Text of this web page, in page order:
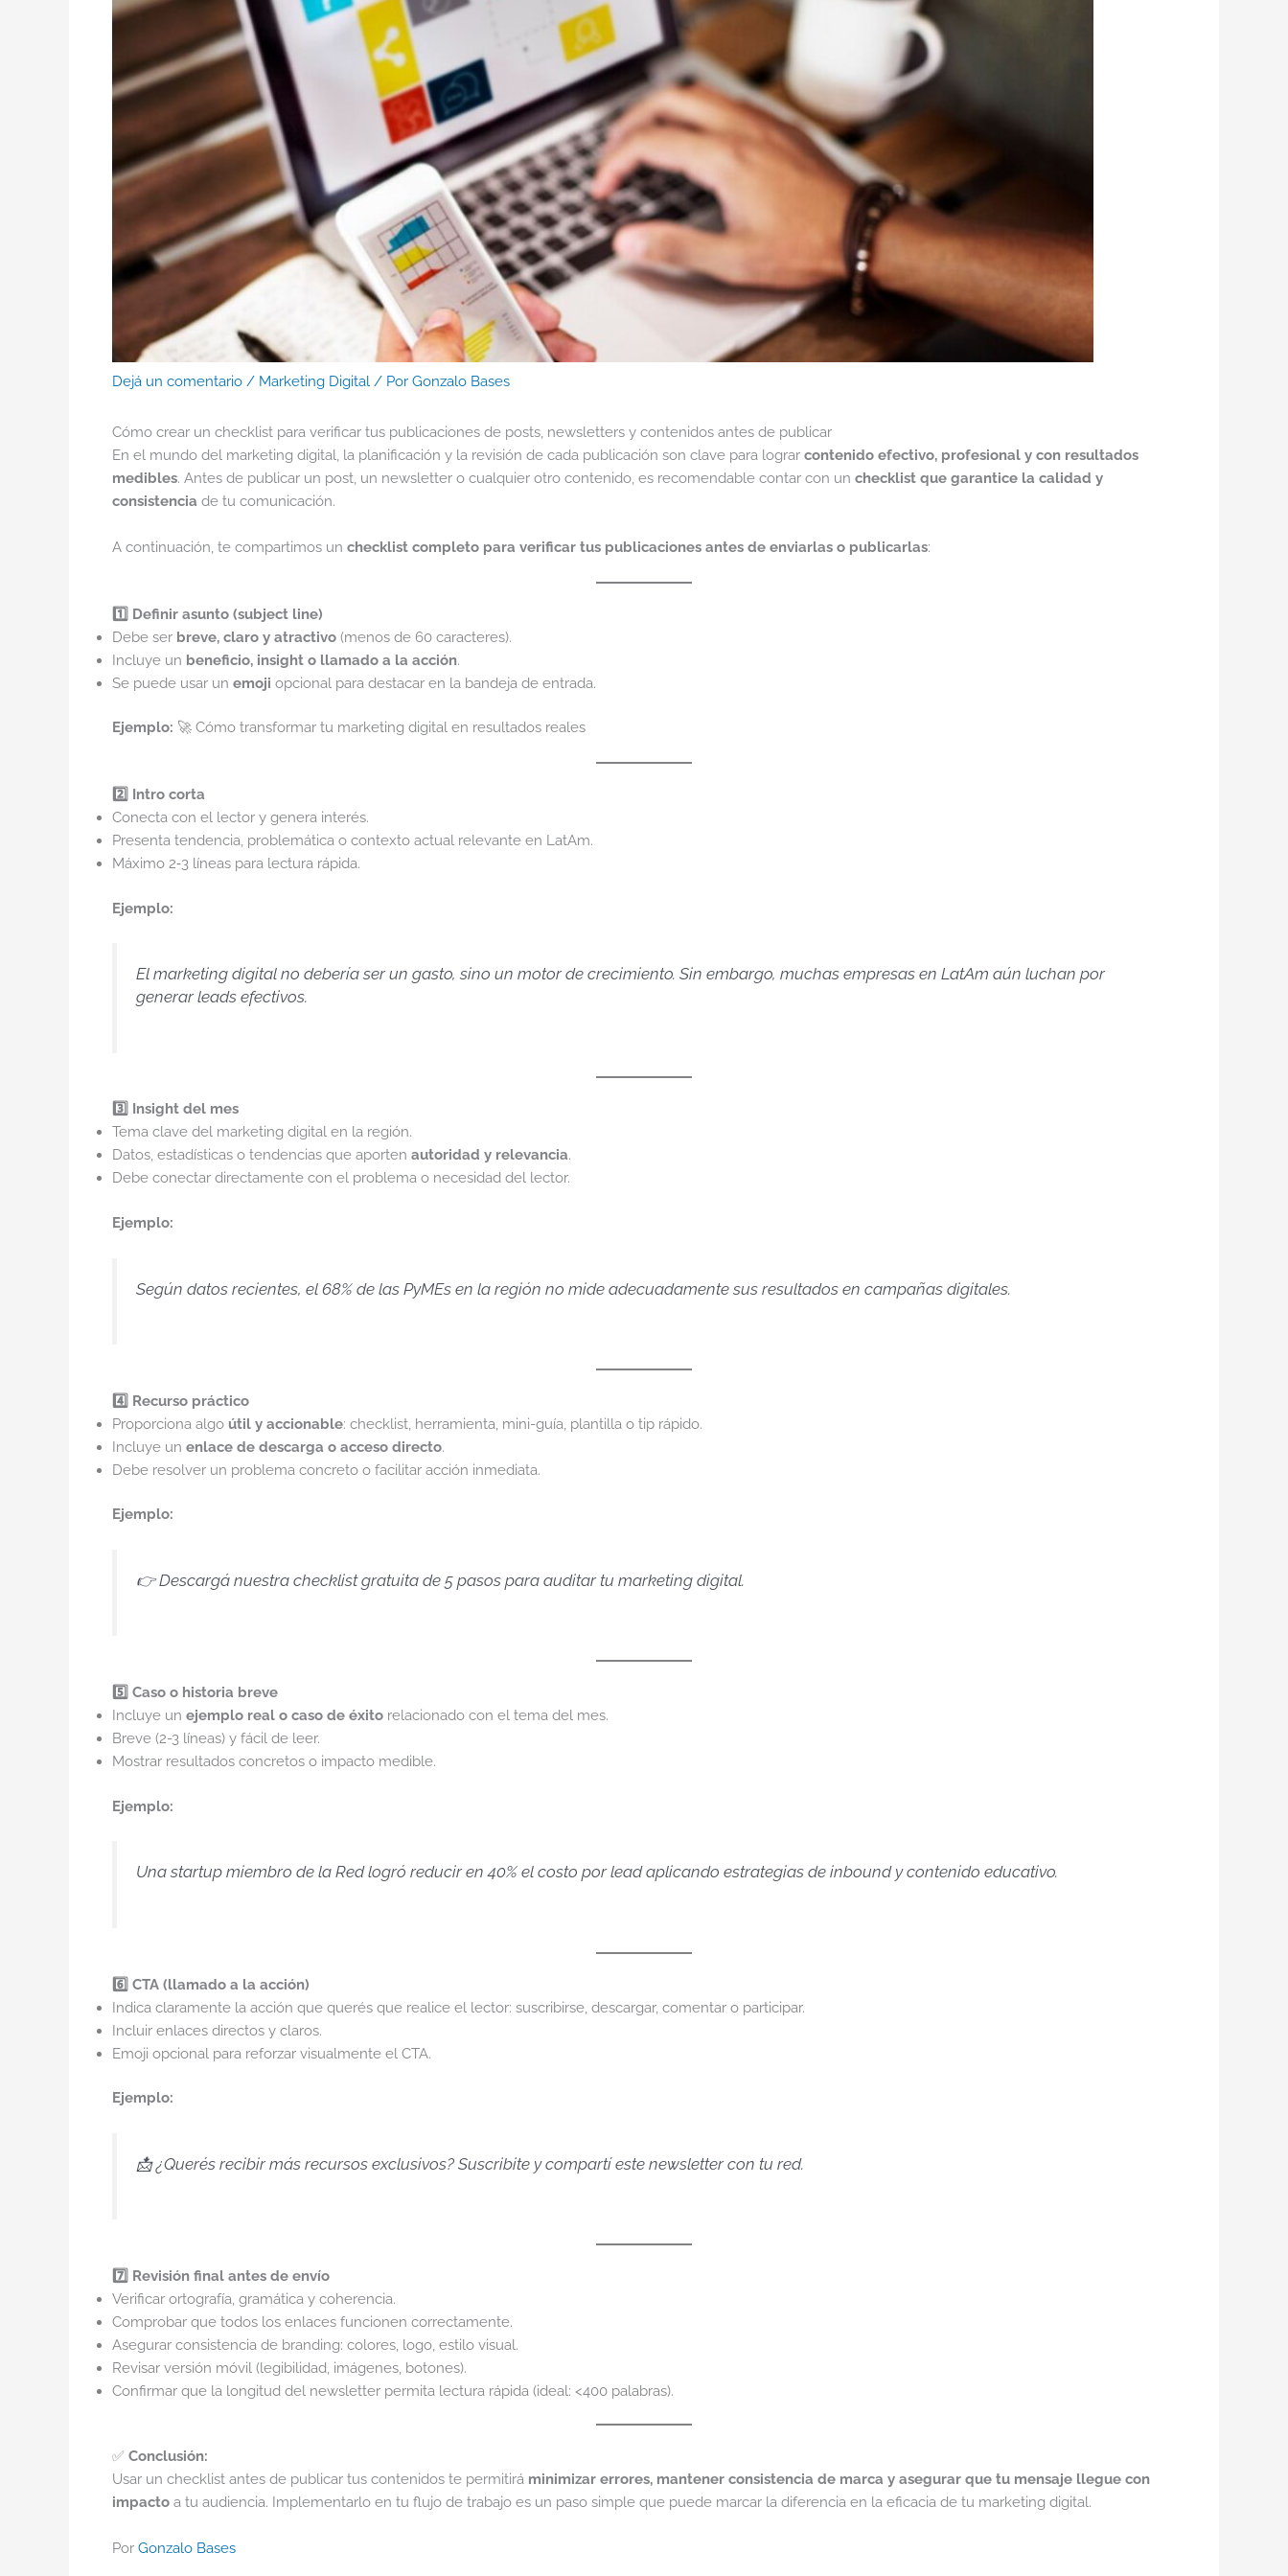
Dejá un comentario / Marketing Digital / Por Gonzalo Bases
Cómo crear un checklist para verificar tus publicaciones de posts, newsletters y contenidos antes de publicar
En el mundo del marketing digital, la planificación y la revisión de cada publicación son clave para lograr contenido efectivo, profesional y con resultados
medibles. Antes de publicar un post, un newsletter o cualquier otro contenido, es recomendable contar con un checklist que garantice la calidad y
consistencia de tu comunicación.
A continuación, te compartimos un checklist completo para verificar tus publicaciones antes de enviarlas o publicarlas:
1️⃣ Definir asunto (subject line)
Debe ser breve, claro y atractivo (menos de 60 caracteres).
Incluye un beneficio, insight o llamado a la acción.
Se puede usar un emoji opcional para destacar en la bandeja de entrada.
Ejemplo: 🚀 Cómo transformar tu marketing digital en resultados reales
2️⃣ Intro corta
Conecta con el lector y genera interés.
Presenta tendencia, problemática o contexto actual relevante en LatAm.
Máximo 2‑3 líneas para lectura rápida.
Ejemplo:
El marketing digital no debería ser un gasto, sino un motor de crecimiento. Sin embargo, muchas empresas en LatAm aún luchan por
generar leads efectivos.
3️⃣ Insight del mes
Tema clave del marketing digital en la región.
Datos, estadísticas o tendencias que aporten autoridad y relevancia.
Debe conectar directamente con el problema o necesidad del lector.
Ejemplo:
Según datos recientes, el 68% de las PyMEs en la región no mide adecuadamente sus resultados en campañas digitales.
4️⃣ Recurso práctico
Proporciona algo útil y accionable: checklist, herramienta, mini-guía, plantilla o tip rápido.
Incluye un enlace de descarga o acceso directo.
Debe resolver un problema concreto o facilitar acción inmediata.
Ejemplo:
👉 Descargá nuestra checklist gratuita de 5 pasos para auditar tu marketing digital.
5️⃣ Caso o historia breve
Incluye un ejemplo real o caso de éxito relacionado con el tema del mes.
Breve (2-3 líneas) y fácil de leer.
Mostrar resultados concretos o impacto medible.
Ejemplo:
Una startup miembro de la Red logró reducir en 40% el costo por lead aplicando estrategias de inbound y contenido educativo.
6️⃣ CTA (llamado a la acción)
Indica claramente la acción que querés que realice el lector: suscribirse, descargar, comentar o participar.
Incluir enlaces directos y claros.
Emoji opcional para reforzar visualmente el CTA.
Ejemplo:
📩 ¿Querés recibir más recursos exclusivos? Suscribite y compartí este newsletter con tu red.
7️⃣ Revisión final antes de envío
Verificar ortografía, gramática y coherencia.
Comprobar que todos los enlaces funcionen correctamente.
Asegurar consistencia de branding: colores, logo, estilo visual.
Revisar versión móvil (legibilidad, imágenes, botones).
Confirmar que la longitud del newsletter permita lectura rápida (ideal: <400 palabras).
✅ Conclusión:
Usar un checklist antes de publicar tus contenidos te permitirá minimizar errores, mantener consistencia de marca y asegurar que tu mensaje llegue con
impacto a tu audiencia. Implementarlo en tu flujo de trabajo es un paso simple que puede marcar la diferencia en la eficacia de tu marketing digital.
Por Gonzalo Bases